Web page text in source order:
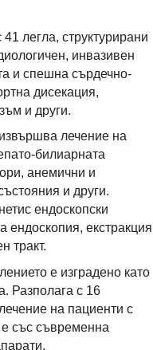
легла, структурирани
инвазивен
и спешна сърдечно-
дисекация,
и други.
лечение на
билиарната
анемични и
и други.
ендоскопски
ендоскопия, екстракция
тракт.
е изградено като
Разполага с 16
на пациенти с
със съвременна